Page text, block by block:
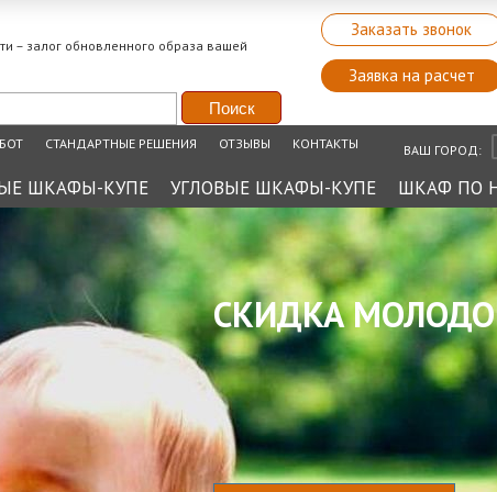
– залог обновленного образа вашей
Заказать звонок
Заявка на расчет
СТАНДАРТНЫЕ РЕШЕНИЯ ОТЗЫВЫ КОНТАКТЫ ВАШ ГОРОД:
ШКАФЫ-КУПЕ УГЛОВЫЕ ШКАФЫ-КУПЕ ШКАФ ПО
СКИДКА